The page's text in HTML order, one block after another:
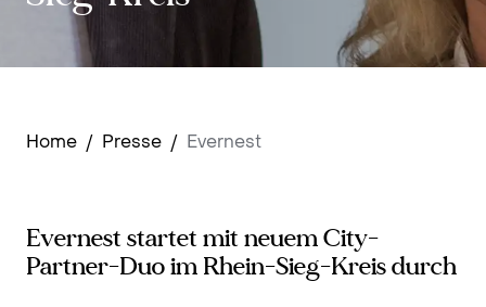
Home / Presse / Evernest
Evernest startet mit neuem City-
Partner-Duo im Rhein-Sieg-Kreis durch